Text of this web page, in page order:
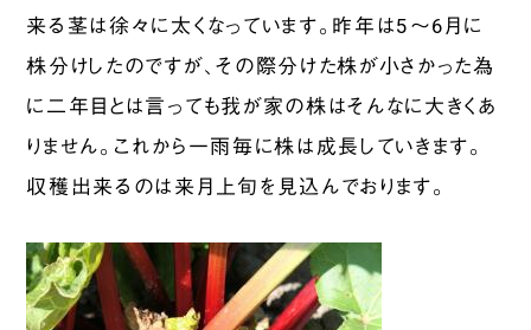
来る茎は徐々に太くなっています。昨年は5～6月に
株分けしたのですが、その際分けた株が小さかった為
に二年目とは言っても我が家の株はそんなに大きくあ
りません。これから一雨毎に株は成長していきます。
収穫出来るのは来月上旬を見込んでおります。